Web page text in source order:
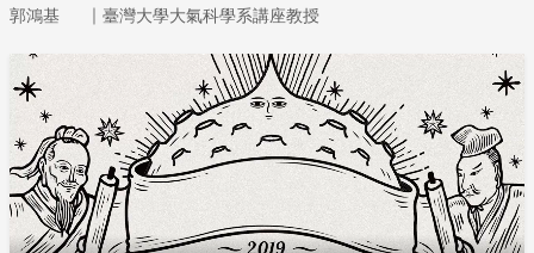
郭鴻基
｜ 臺灣大學大氣科學系講座教授